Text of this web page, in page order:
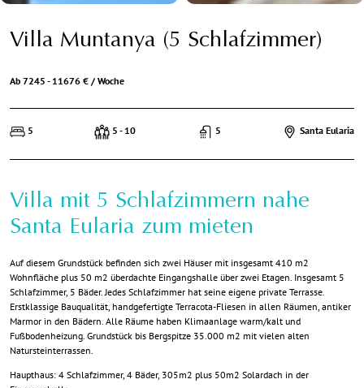
Villa Muntanya (5 Schlafzimmer)
5 5 - 10 5 Santa Eularia
Ab 7245 - 11676 € / Woche
Villa mit 5 Schlafzimmern nahe
Santa Eularia zum mieten
Auf diesem Grundstück befinden sich zwei Häuser mit insgesamt 410 m2
Wohnfläche plus 50 m2 überdachte Eingangshalle über zwei Etagen. Insgesamt 5
Schlafzimmer, 5 Bäder. Jedes Schlafzimmer hat seine eigene private Terrasse.
Erstklassige Bauqualität, handgefertigte Terracota-Fliesen in allen Räumen, antiker
Marmor in den Bädern. Alle Räume haben Klimaanlage warm/kalt und
Fußbodenheizung. Grundstück bis Bergspitze 35.000 m2 mit vielen alten
Natursteinterrassen.
Haupthaus: 4 Schlafzimmer, 4 Bäder, 305m2 plus 50m2 Solardach in der